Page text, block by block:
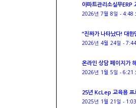
아파트관리소실무ERP
2026년 7월 8일 - 4:48
“진짜가 나타났다! 대
2026년 4월 24일 -
온라인 상담 페이지가
2026년 1월 5일 - 6:21
25년 KcLep 교육용 프
2025년 1월 21일 -